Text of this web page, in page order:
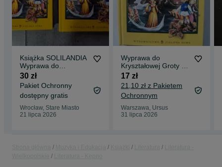
Książka SOLILANDIA
Wyprawa do
Kryształowej Groty
Beata Kołodziej
30 zł
Pakiet Ochronny
dostępny gratis
Wrocław, Stare Miasto
21 lipca 2026
Wyprawa do
Kryształowej Groty -
Beata. Kołodziej
17 zł
21,10 zł z Pakietem
Ochronnym
Warszawa, Ursus
31 lipca 2026